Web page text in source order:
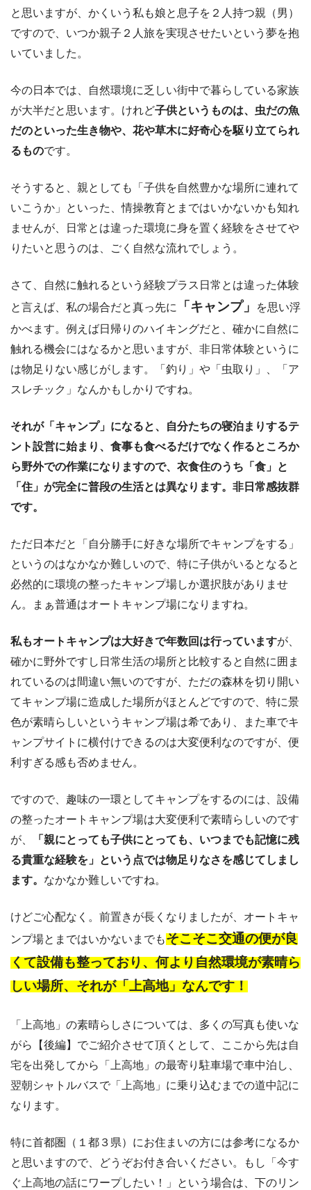
と思いますが、かくいう私も娘と息子を２人持つ親（男）
ですので、いつか親子２人旅を実現させたいという夢を抱
いていました。
今の日本では、自然環境に乏しい街中で暮らしている家族
が大半だと思います。けれど子供というものは、虫だの魚
だのといった生き物や、花や草木に好奇心を駆り立てられ
るものです。
そうすると、親としても「子供を自然豊かな場所に連れて
いこうか」といった、情操教育とまではいかないかも知れ
ませんが、日常とは違った環境に身を置く経験をさせてや
りたいと思うのは、ごく自然な流れでしょう。
さて、自然に触れるという経験プラス日常とは違った体験
と言えば、私の場合だと真っ先に
「キャンプ」
を思い浮
かべます。例えば日帰りのハイキングだと、確かに自然に
触れる機会にはなるかと思いますが、非日常体験というに
は物足りない感じがします。「釣り」や「虫取り」、「ア
スレチック」なんかもしかりですね。
それが「キャンプ」になると、自分たちの寝泊まりするテ
ント設営に始まり、食事も食べるだけでなく作るところか
ら野外での作業になりますので、衣食住のうち「食」と
「住」が完全に普段の生活とは異なります。非日常感抜群
です。
ただ日本だと「自分勝手に好きな場所でキャンプをする」
というのはなかなか難しいので、特に子供がいるとなると
必然的に環境の整ったキャンプ場しか選択肢がありませ
ん。まぁ普通はオートキャンプ場になりますね。
私もオートキャンプは大好きで年数回は行っていますが、
確かに野外ですし日常生活の場所と比較すると自然に囲ま
れているのは間違い無いのですが、ただの森林を切り開い
てキャンプ場に造成した場所がほとんどですので、特に景
色が素晴らしいというキャンプ場は希であり、また車でキ
ャンプサイトに横付けできるのは大変便利なのですが、便
利すぎる感も否めません。
ですので、趣味の一環としてキャンプをするのには、設備
の整ったオートキャンプ場は大変便利で素晴らしいのです
が、
「親にとっても子供にとっても、いつまでも記憶に残
る貴重な経験を」という点では物足りなさを感じてしまし
ます。 なかなか難しいですね。
けどご心配なく。前置きが長くなりましたが、オートキャ
ンプ場とまではいかないまでもそこそこ交通の便が良
くて設備も整っており、何より自然環境が素晴ら
しい場所、それが「上高地」なんです！
「上高地」の素晴らしさについては、多くの写真も使いな
がら【後編】でご紹介させて頂くとして、ここから先は自
宅を出発してから「上高地」の最寄り駐車場で車中泊し、
翌朝シャトルバスで「上高地」に乗り込むまでの道中記に
なります。
特に首都圏（１都３県）にお住まいの方には参考になるか
と思いますので、どうぞお付き合いください。もし「今す
ぐ上高地の話にワープしたい！」という場合は、下のリン